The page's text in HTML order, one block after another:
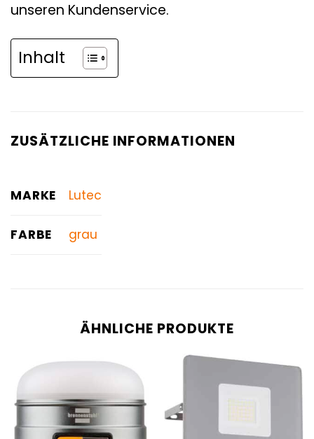
unseren Kundenservice.
Inhalt
ZUSÄTZLICHE INFORMATIONEN
MARKE Lutec
FARBE grau
ÄHNLICHE PRODUKTE